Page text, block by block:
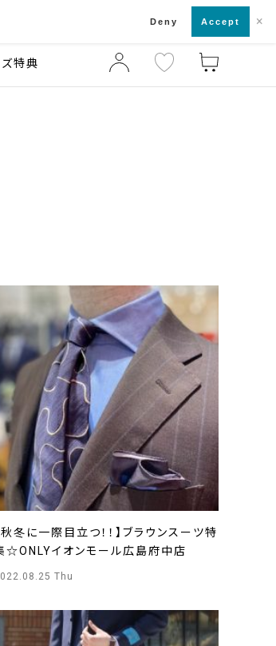
店舗一覧・来店予約
ズ特典
秋冬に一際目立つ！！】ブラウンスーツ特
☆ONLYイオンモール広島府中店
Thu
Deny Accept ×